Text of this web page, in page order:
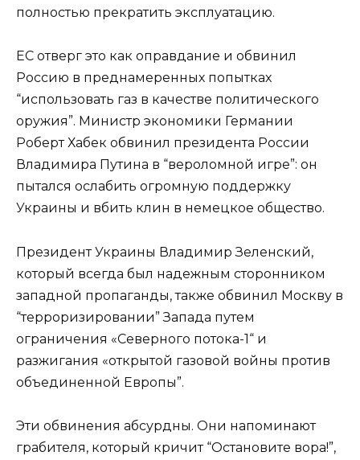
полностью прекратить эксплуатацию.
ЕС отверг это как оправдание и обвинил
Россию в преднамеренных попытках
“использовать газ в качестве политического
оружия”. Министр экономики Германии
Роберт Хабек обвинил президента России
Владимира Путина в “вероломной игре”: он
пытался ослабить огромную поддержку
Украины и вбить клин в немецкое общество.
Президент Украины Владимир Зеленский,
который всегда был надежным сторонником
западной пропаганды, также обвинил Москву в
“терроризировании” Запада путем
ограничения «Северного потока-1“ и
разжигания «открытой газовой войны против
объединенной Европы”.
Эти обвинения абсурдны. Они напоминают
грабителя, который кричит “Остановите вора!”,